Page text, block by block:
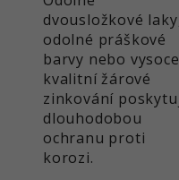
dvousložkové
odolné práškové
barvy nebo vysoce
kvalitní žárové
zinkování
dlouhodobou
ochranu proti
korozi.
Účel
Účel